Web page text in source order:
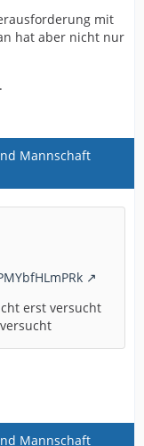
mit
hat aber nicht nur
Mannschaft
erst versucht
Mannschaft